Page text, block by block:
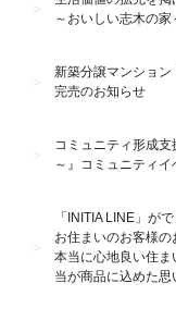
～おいしい志木の家
新築分譲マンショ
完売のお知らせ
コミュニティ形成
～』コミュニティ
「INITIA LINE」が
お住まいのお客様の
本当に⼼地良い住
当が商品に込めた思